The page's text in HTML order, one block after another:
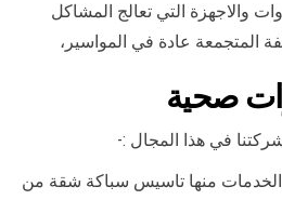
والاجهزة التي تعالج المشاكل
المتجمعة عادة في المواسير،
صحية
في هذا المجال :-
منها تاسيس سباكة شقة من